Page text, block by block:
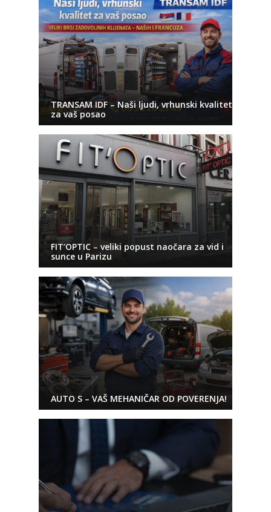
TRANSAM IDF – Naši ljudi, vrhunski kvalitet
za vaš posao
FIT’OPTIC – veliki popust naočara za vid i
sunce u Parizu
AUTO S – VAŠ MEHANIČAR OD POVERENJA!